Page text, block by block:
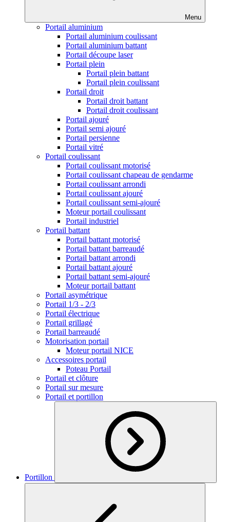
Menu
Portail aluminium
Portail aluminium coulissant
Portail aluminium battant
Portail découpe laser
Portail plein
Portail plein battant
Portail plein coulissant
Portail droit
Portail droit battant
Portail droit coulissant
Portail ajouré
Portail semi ajouré
Portail persienne
Portail vitré
Portail coulissant
Portail coulissant motorisé
Portail coulissant chapeau de gendarme
Portail coulissant arrondi
Portail coulissant ajouré
Portail coulissant semi-ajouré
Moteur portail coulissant
Portail industriel
Portail battant
Portail battant motorisé
Portail battant barreaudé
Portail battant arrondi
Portail battant ajouré
Portail battant semi-ajouré
Moteur portail battant
Portail asymétrique
Portail 1/3 - 2/3
Portail électrique
Portail grillagé
Portail barreaudé
Motorisation portail
Moteur portail NICE
Accessoires portail
Poteau Portail
Portail et clôture
Portail sur mesure
Portail et portillon
Portillon